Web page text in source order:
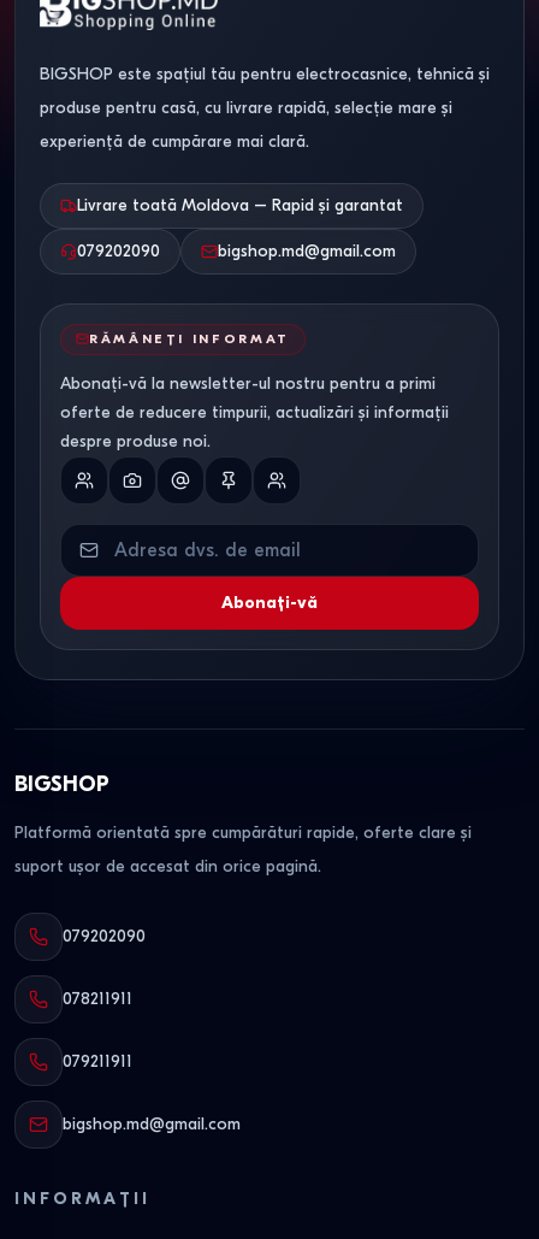
BIGSHOP este spațiul tău pentru electrocasnice, tehnică și
produse pentru casă, cu livrare rapidă, selecție mare și
experiență de cumpărare mai clară.
Livrare toată Moldova – Rapid și garantat
079202090 bigshop.md@gmail.com
RĂMÂNEȚI INFORMAT
Abonați-vă la newsletter-ul nostru pentru a primi
oferte de reducere timpurii, actualizări și informații
despre produse noi.
Abonați-vă
BIGSHOP
Platformă orientată spre cumpărături rapide, oferte clare și
suport ușor de accesat din orice pagină.
079202090
078211911
079211911
bigshop.md@gmail.com
INFORMAȚII